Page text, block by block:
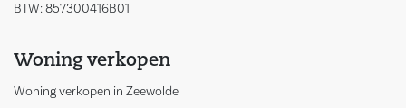
BTW: 857300416B01
Woning verkopen
Woning verkopen in Zeewolde